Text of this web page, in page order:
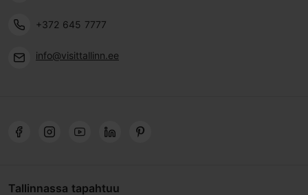
+372 645 7777
info@visittallinn.ee
Tallinnassa tapahtuu